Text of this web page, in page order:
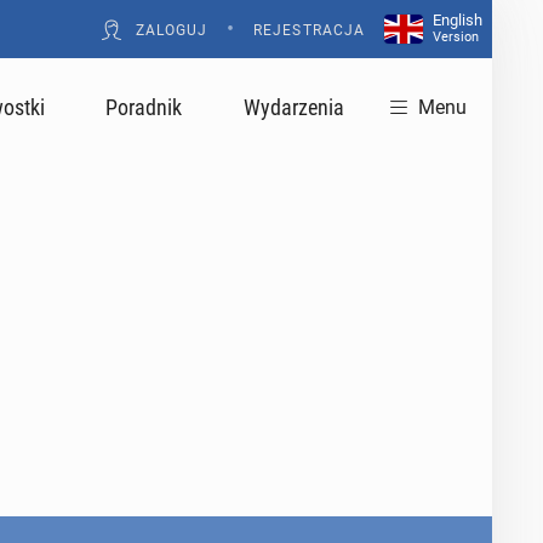
ZALOGUJ • REJESTRACJA
English
Version
Poradnik Wydarzenia Menu